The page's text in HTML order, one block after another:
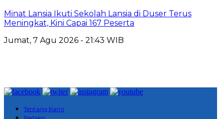
Minat Lansia Ikuti Sekolah Lansia di Duser Terus
Meningkat, Kini Capai 167 Peserta
Jumat, 7 Agu 2026 - 21:43 WIB
Tentang Kami